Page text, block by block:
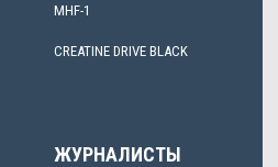
MHF-1
CREATINE DRIVE BLACK
ЖУРНАЛИСТЫ